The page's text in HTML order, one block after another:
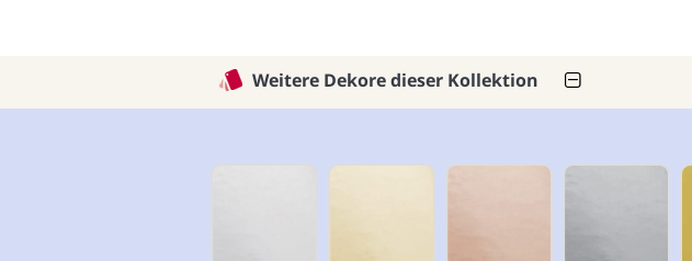
Weitere Dekore dieser Kollektion